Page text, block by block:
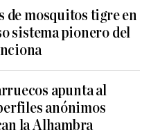
de mosquitos tigre en
sistema pionero del
apunta al
anónimos
la Alhambra